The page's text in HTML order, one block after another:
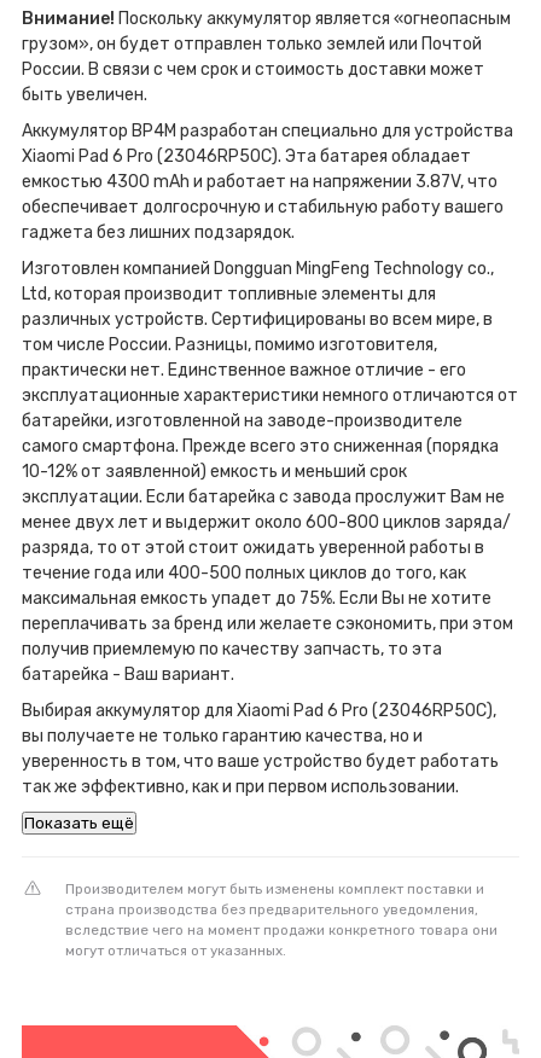
Внимание! Поскольку аккумулятор является «огнеопасным
грузом», он будет отправлен только землей или Почтой
России. В связи с чем срок и стоимость доставки может
быть увеличен.
Аккумулятор BP4M разработан специально для устройства
Xiaomi Pad 6 Pro (23046RP50C). Эта батарея обладает
емкостью 4300 mAh и работает на напряжении 3.87V, что
обеспечивает долгосрочную и стабильную работу вашего
гаджета без лишних подзарядок.
Изготовлен компанией Dongguan MingFeng Technology co.,
Ltd, которая производит топливные элементы для
различных устройств. Сертифицированы во всем мире, в
том числе России. Разницы, помимо изготовителя,
практически нет. Единственное важное отличие - его
эксплуатационные характеристики немного отличаются от
батарейки, изготовленной на заводе-производителе
самого смартфона. Прежде всего это сниженная (порядка
10-12% от заявленной) емкость и меньший срок
эксплуатации. Если батарейка с завода прослужит Вам не
менее двух лет и выдержит около 600-800 циклов заряда/
разряда, то от этой стоит ожидать уверенной работы в
течение года или 400-500 полных циклов до того, как
максимальная емкость упадет до 75%. Если Вы не хотите
переплачивать за бренд или желаете сэкономить, при этом
получив приемлемую по качеству запчасть, то эта
батарейка - Ваш вариант.
Выбирая аккумулятор для Xiaomi Pad 6 Pro (23046RP50C),
вы получаете не только гарантию качества, но и
уверенность в том, что ваше устройство будет работать
так же эффективно, как и при первом использовании.
Показать ещё
Производителем могут быть изменены комплект поставки и
страна производства без предварительного уведомления,
вследствие чего на момент продажи конкретного товара они
могут отличаться от указанных.